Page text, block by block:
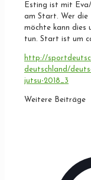
Esting ist mit
am Start. Wer die
möchte kann dies
tun. Start ist um
http://
deutschland/
jutsu-2018_3
Weitere Beiträge